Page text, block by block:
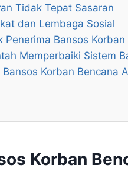
Tidak Tepat Sasaran
dan Lembaga Sosial
Penerima Bansos
Memperbaiki Sistem
Korban Bencana
Korban